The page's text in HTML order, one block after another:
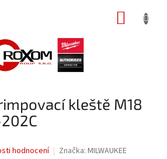
kleště M18
hodnocení Značka: MILWAUKEE